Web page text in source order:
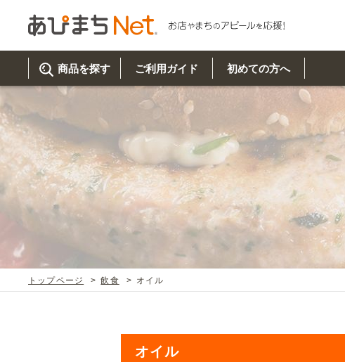
商品を探す
美容・健
イベント・
カルチャー
ご利用ガイド
ご利用ガイ
取り扱い商
既製デザイ
初めての方へ
初めての方
商品について
お客様の声
トップページ 飲食 オイル
オイル